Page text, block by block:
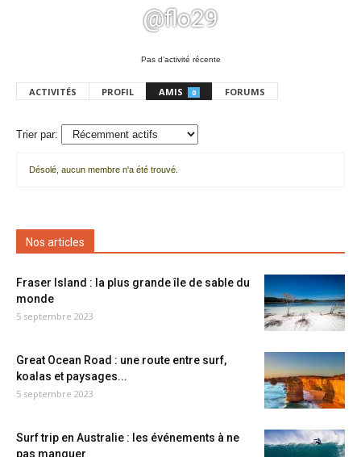
@flo29
Pas d’activité récente
ACTIVITÉS PROFIL AMIS 0 FORUMS
Trier par:
amis
Désolé, aucun membre n'a été trouvé.
Nos articles
Fraser Island : la plus grande île de sable du
monde
5 septembre 2023
Great Ocean Road : une route entre surf,
koalas et paysages...
5 septembre 2023
Surf trip en Australie : les événements à ne
pas manquer